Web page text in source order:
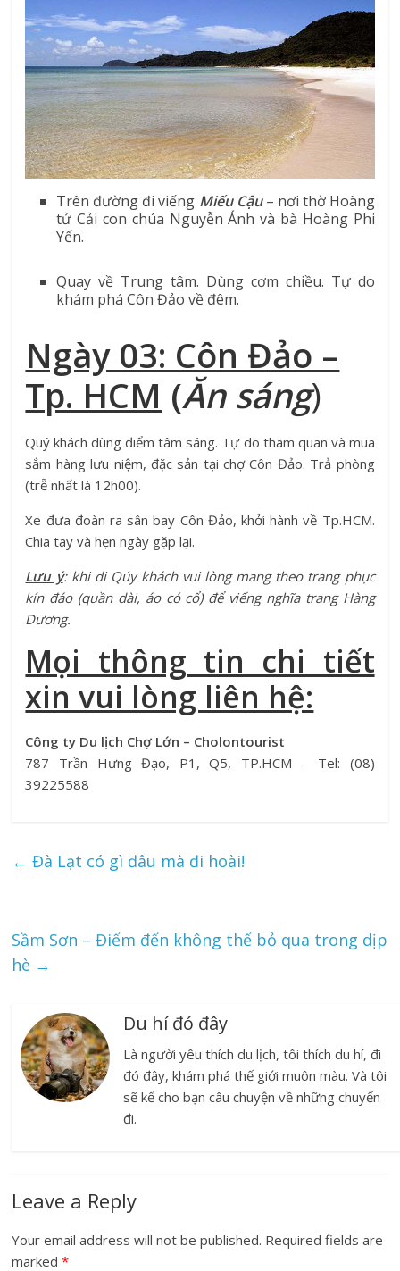
Trên đường đi viếng Miếu Cậu– nơi thờ Hoàng
tử Cải con chúa Nguyễn Ánh và bà Hoàng Phi
Yến.
Quay về Trung tâm. Dùng cơm chiều. Tự do
khám phá Côn Đảo về đêm.
Ngày 03: Côn Đảo –
Tp. HCM (Ăn sáng)
Quý khách dùng điểm tâm sáng. Tự do tham quan và mua
sắm hàng lưu niệm, đặc sản tại chợ Côn Đảo. Trả phòng
(trễ nhất là 12h00).
Xe đưa đoàn ra sân bay Côn Đảo, khởi hành về Tp.HCM.
Chia tay và hẹn ngày gặp lại.
Lưu ý: khi đi Qúy khách vui lòng mang theo trang phục
kín đáo (quần dài, áo có cổ) để viếng nghĩa trang Hàng
Dương.
Mọi thông tin chi tiết
xin vui lòng liên hệ:
Công ty Du lịch Chợ Lớn – Cholontourist
787 Trần Hưng Đạo, P1, Q5, TP.HCM – Tel: (08)
39225588
← Đà Lạt có gì đâu mà đi hoài!
Sầm Sơn – Điểm đến không thể bỏ qua trong dịp
hè →
Du hí đó đây
Là người yêu thích du lịch, tôi thích du hí, đi
đó đây, khám phá thế giới muôn màu. Và tôi
sẽ kể cho bạn câu chuyện về những chuyến
đi.
Leave a Reply
Your email address will not be published. Required fields are
marked*